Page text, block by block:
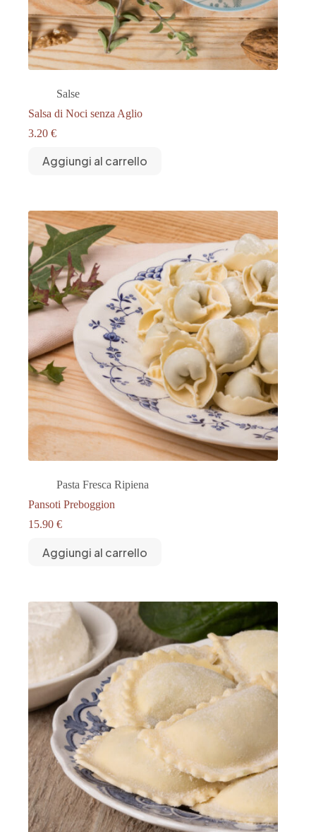
Salse
Salsa di Noci senza Aglio
3.20 €
Aggiungi al carrello
Pasta Fresca Ripiena
Pansoti Preboggion
15.90 €
Aggiungi al carrello